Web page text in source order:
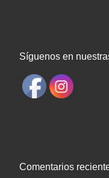
Síguenos en
Comentarios